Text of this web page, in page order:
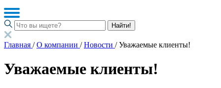
Найти!
Главная /О компании /Новости /Уважаемые клиенты!
Уважаемые клиенты!